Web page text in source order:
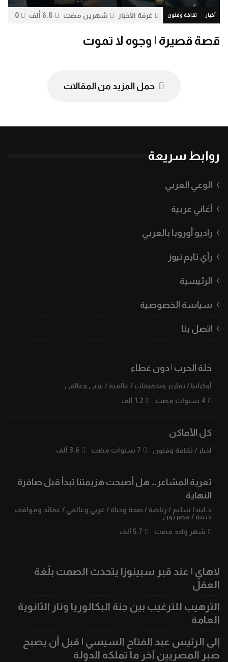
أخبار ثقافة وفنون غرفة الأخبار شهرين مضت 6.8 ألف 0
قصة قصيرة | وجوه لا تموت
حمل المزيد من المقالات
روابط سريعة
الوعي العربي
أغاني عربية
راديو أوروبا بالعربي
رأي تايم نيوز
الرئيسية
سياسة الخصوصية
اتصل بنا
حَلة الحرب | دون غطاء
أوكرانيا / تقارير وتحقيقات / عالمية / عربي وعالمي
4 سنوات مضت
1.2 ألف
كل الأماكن
أخبار / ثقافة وفنون 7 سنوات مضت 3.6 ألف
تعرية المشاعر… هل أصبحت هزيمتنا تبدأ قبل صافرة
النهاية
د.ليندا سليم / رياضة / صحة وحياة / عربي وعالمي / عقائد ومواقف
دينية / مصريون
شهر واحد مضت
5.7 ألف
لاهاي | عند قبر سبينوزا يتحدث الصمت بلُغة
العقل
الترهيب للترغيب بين جنة البكالوريا ونار الثانوية
العامة
إلى الرئيس عبد الفتاح السيسي | قبل أن يصبح
صبر المصريين آخر ما تملكه الدولة